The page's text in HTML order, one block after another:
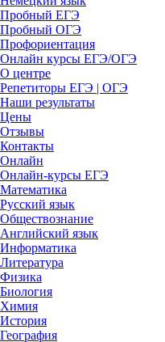
Пробный ЕГЭ
Пробный ОГЭ
Профориентация
Онлайн курсы ЕГЭ/ОГЭ
О центре
Репетиторы ЕГЭ | ОГЭ
Наши результаты
Цены
Отзывы
Контакты
Онлайн
Онлайн-курсы ЕГЭ
Математика
Русский язык
Обществознание
Английский язык
Информатика
Литература
Физика
Биология
Химия
История
География